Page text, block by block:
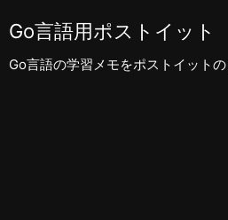
Go言語用ポストイット
Go言語の学習メモをポストイット